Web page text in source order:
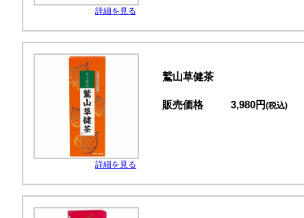
詳細を見る
詳細を見る
鷲山草健茶
販売価格 3,980円(税込)